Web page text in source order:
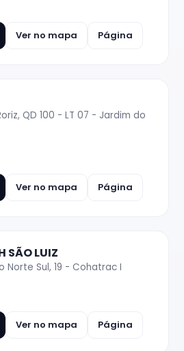
Ver no mapa Página
QD 100 - LT 07 - Jardim do
Ver no mapa Página
SÃO LUIZ
Norte Sul, 19 - Cohatrac I
Ver no mapa Página